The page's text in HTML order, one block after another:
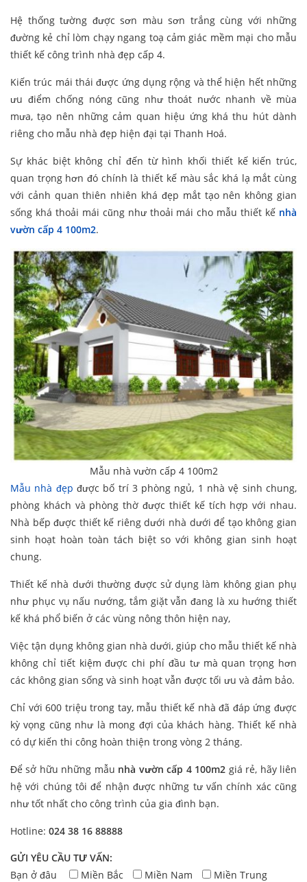
Hệ thống tường được sơn màu sơn trắng cùng với những
đường kẻ chỉ lòm chạy ngang toạ cảm giác mềm mại cho mẫu
thiết kế công trình nhà đẹp cấp 4.
Kiến trúc mái thái được ứng dụng rộng và thể hiện hết những
ưu điểm chống nóng cũng như thoát nước nhanh về mùa
mưa, tạo nên những cảm quan hiệu ứng khá thu hút dành
riêng cho mẫu nhà đẹp hiện đại tại Thanh Hoá.
Sự khác biệt không chỉ đến từ hình khối thiết kế kiến trúc,
quan trọng hơn đó chính là thiết kế màu sắc khá lạ mắt cùng
với cảnh quan thiên nhiên khá đẹp mắt tạo nên không gian
sống khá thoải mái cũng như thoải mái cho mẫu thiết kế nhà
vườn cấp 4 100m2.
Mẫu nhà vườn cấp 4 100m2
Mẫu nhà đẹp được bố trí 3 phòng ngủ, 1 nhà vệ sinh chung,
phòng khách và phòng thờ được thiết kế tích hợp với nhau.
Nhà bếp được thiết kế riêng dưới nhà dưới để tạo không gian
sinh hoạt hoàn toàn tách biệt so với không gian sinh hoạt
chung.
Thiết kế nhà dưới thường được sử dụng làm không gian phụ
như phục vụ nấu nướng, tắm giặt vẫn đang là xu hướng thiết
kế khá phổ biến ở các vùng nông thôn hiện nay,
Việc tận dụng không gian nhà dưới, giúp cho mẫu thiết kế nhà
không chỉ tiết kiệm được chi phí đầu tư mà quan trọng hơn
các không gian sống và sinh hoạt vẫn được tối ưu và đảm bảo.
Chỉ với 600 triệu trong tay, mẫu thiết kế nhà đã đáp ứng được
kỳ vọng cũng như là mong đợi của khách hàng. Thiết kế nhà
có dự kiến thi công hoàn thiện trong vòng 2 tháng.
Để sở hữu những mẫu nhà vườn cấp 4 100m2 giá rẻ, hãy liên
hệ với chúng tôi để nhận được những tư vấn chính xác cũng
như tốt nhất cho công trình của gia đình bạn.
Hotline: 024 38 16 88888
GỬI YÊU CẦU TƯ VẤN:
Bạn ở đâu
Miền Bắc Miền Nam Miền Trung